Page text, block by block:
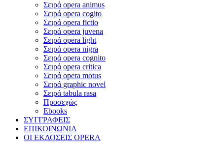
Σειρά opera animus
Σειρά opera cogito
Σειρά opera fictio
Σειρά opera juvena
Σειρά opera light
Σειρά opera nigra
Σειρά opera cognito
Σειρά opera critica
Σειρά opera motus
Σειρά graphic novel
Σειρά tabula rasa
Προσεχώς
Ebooks
ΣΥΓΓΡΑΦΕΙΣ
ΕΠΙΚΟΙΝΩΝΙΑ
ΟΙ ΕΚΔΟΣΕΙΣ OPERA